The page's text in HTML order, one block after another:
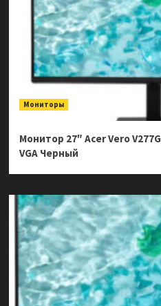
Мониторы
Монитор 27″ Acer Vero
VGA Черный